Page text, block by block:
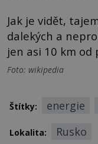
Jak je vidět,
dalekých a
jen asi 10 km od
Foto: wikipedia
Štítky: energie
Lokalita: Rusko